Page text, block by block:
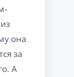
она
за
А